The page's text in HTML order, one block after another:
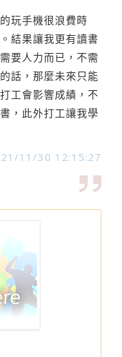
玩手機很浪費時
結果讓我更有讀書
要人力而已，不需
話，那麼未來只能
工會影響成績，不
，此外打工讓我學
11/30 12:15:27